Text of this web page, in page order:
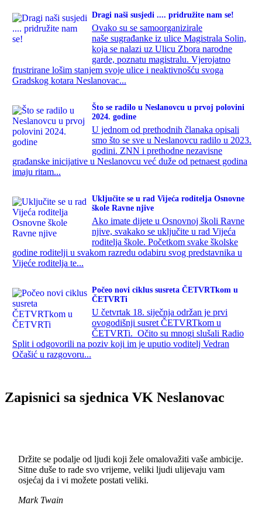
Dragi naši susjedi .... pridružite nam se!
Ovako su se samoorganizirale
naše sugrađanke iz ulice Magistrala Solin,
koja se nalazi uz Ulicu Zbora narodne
garde, poznatu magistralu. Vjerojatno
frustrirane lošim stanjem svoje ulice i neaktivnošću svoga
Gradskog kotara Neslanovac...
Što se radilo u Neslanovcu u prvoj polovini
2024. godine
U jednom od prethodnih članaka opisali
smo što se sve u Neslanovcu radilo u 2023.
godini. ZNN i prethodne nezavisne
građanske inicijative u Neslanovcu već duže od petnaest godina
imaju ritam...
Uključite se u rad Vijeća roditelja Osnovne
škole Ravne njive
Ako imate dijete u Osnovnoj školi Ravne
njive, svakako se uključite u rad Vijeća
roditelja škole. Početkom svake školske
godine roditelji u svakom razredu odabiru svog predstavnika u
Vijeće roditelja te...
Počeo novi ciklus susreta ČETVRTkom u
ČETVRTi
U četvrtak 18. siječnja održan je prvi
ovogodišnji susret ČETVRTkom u
ČETVRTi. Očito su mnogi slušali Radio
Split i odgovorili na poziv koji im je uputio voditelj Vedran
Očašić u razgovoru...
Zapisnici sa sjednica VK Neslanovac
Držite se podalje od ljudi koji žele omalovažiti vaše ambicije.
Sitne duše to rade svo vrijeme, veliki ljudi ulijevaju vam
osjećaj da i vi možete postati veliki.
Mark Twain